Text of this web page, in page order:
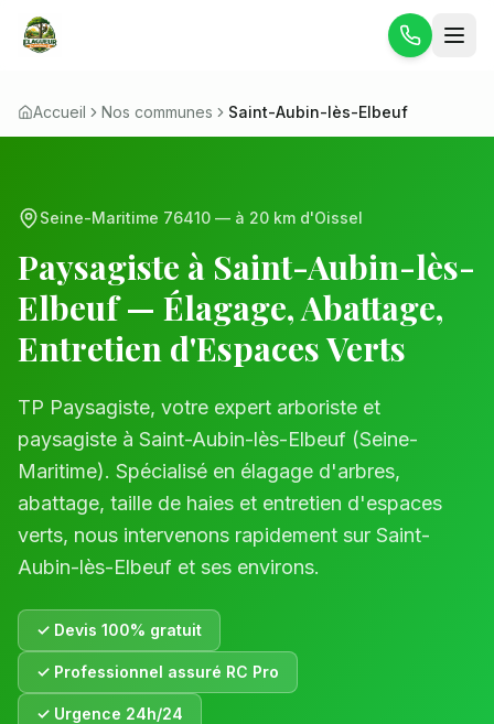
Accueil Nos communes Saint-Aubin-lès-Elbeuf
Seine-Maritime 76410 — à 20 km d'Oissel
Paysagiste à Saint-Aubin-lès-
Elbeuf— Élagage, Abattage,
Entretien d'Espaces Verts
TP Paysagiste, votre expert arboriste et
paysagiste à Saint-Aubin-lès-Elbeuf (Seine-
Maritime). Spécialisé en élagage d'arbres,
abattage, taille de haies et entretien d'espaces
verts, nous intervenons rapidement sur Saint-
Aubin-lès-Elbeuf et ses environs.
✓ Devis 100% gratuit
✓ Professionnel assuré RC Pro
✓ Urgence 24h/24